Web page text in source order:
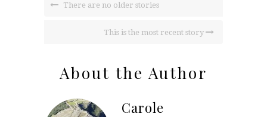
There are no older stories
This is the most recent story
About the Author
Carole